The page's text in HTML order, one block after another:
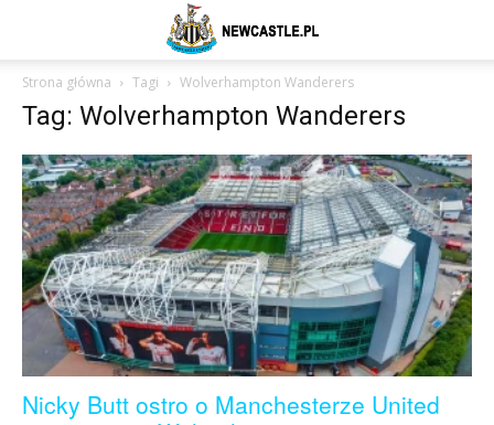
United
aktualności
(transfery,
Strona główna Tagi Wolverhampton Wanderers
Tag: Wolverhampton Wanderers
Nicky Butt ostro o Manchesterze United